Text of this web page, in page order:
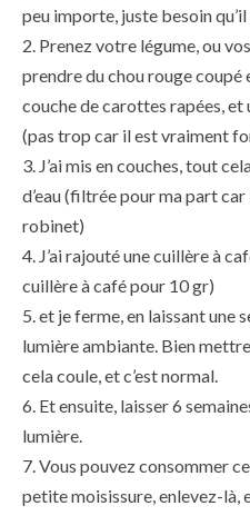
peu importe, juste besoin
Prenez votre légume, ou
prendre du chou rouge coupé
couche de carottes rapées, et
(pas trop car il est vraiment
J’ai mis en couches, tout
d’eau (filtrée pour ma part
robinet)
J’ai rajouté une cuillère à
cuillère à café pour 10 gr)
et je ferme, en laissant une
lumière ambiante. Bien
cela coule, et c’est normal.
Et ensuite, laisser 6
lumière.
Vous pouvez consommer
petite moisissure, enlevez-là,